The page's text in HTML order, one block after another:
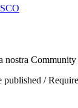
nostra
/